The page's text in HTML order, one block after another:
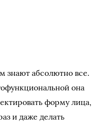
знают абсолютно все.
она
форму лица,
и даже делать